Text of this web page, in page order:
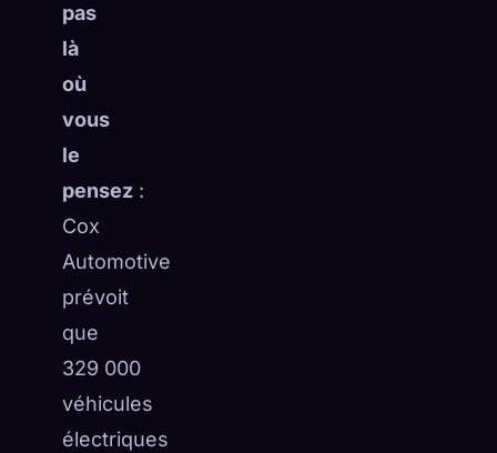
pas
là
où
vous
le
pensez :
Cox
Automotive
prévoit
que
329 000
véhicules
électriques